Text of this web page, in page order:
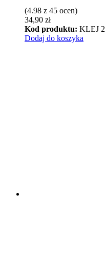
(4.98 z 45 ocen)
34,90 zł
Kod produktu: KLEJ 2
Dodaj do koszyka